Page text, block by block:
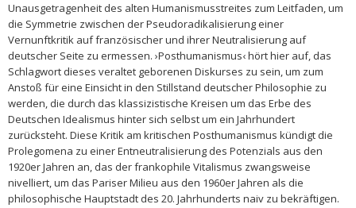
Unausgetragenheit des alten Humanismusstreites zum Leitfaden, um
die Symmetrie zwischen der Pseudoradikalisierung einer
Vernunftkritik auf französischer und ihrer Neutralisierung auf
deutscher Seite zu ermessen. ›Posthumanismus‹ hört hier auf, das
Schlagwort dieses veraltet geborenen Diskurses zu sein, um zum
Anstoß für eine Einsicht in den Stillstand deutscher Philosophie zu
werden, die durch das klassizistische Kreisen um das Erbe des
Deutschen Idealismus hinter sich selbst um ein Jahrhundert
zurücksteht. Diese Kritik am kritischen Posthumanismus kündigt die
Prolegomena zu einer Entneutralisierung des Potenzials aus den
1920er Jahren an, das der frankophile Vitalismus zwangsweise
nivelliert, um das Pariser Milieu aus den 1960er Jahren als die
philosophische Hauptstadt des 20. Jahrhunderts naiv zu bekräftigen.